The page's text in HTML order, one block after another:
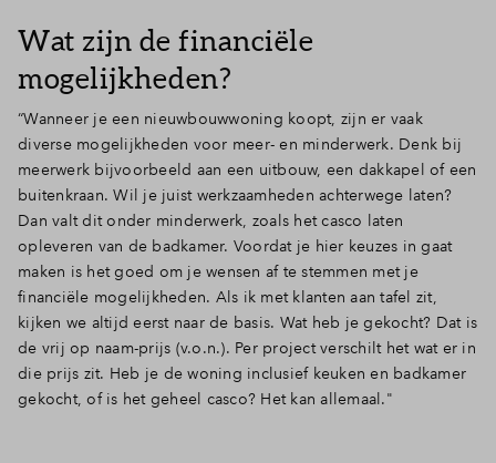
Wat zijn de financiële
mogelijkheden?
“Wanneer je een nieuwbouwwoning koopt, zijn er vaak
diverse mogelijkheden voor meer- en minderwerk. Denk bij
meerwerk bijvoorbeeld aan een uitbouw, een dakkapel of een
buitenkraan. Wil je juist werkzaamheden achterwege laten?
Dan valt dit onder minderwerk, zoals het casco laten
opleveren van de badkamer. Voordat je hier keuzes in gaat
maken is het goed om je wensen af te stemmen met je
financiële mogelijkheden. Als ik met klanten aan tafel zit,
kijken we altijd eerst naar de basis. Wat heb je gekocht? Dat is
de vrij op naam-prijs (v.o.n.). Per project verschilt het wat er in
die prijs zit. Heb je de woning inclusief keuken en badkamer
gekocht, of is het geheel casco? Het kan allemaal."